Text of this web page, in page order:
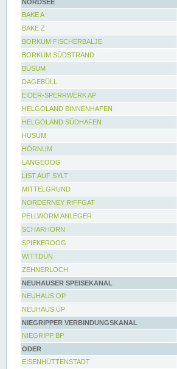
NORDSEE
BAKE A
BAKE Z
BORKUM FISCHERBALJE
BORKUM SÜDSTRAND
BÜSUM
DAGEBÜLL
EIDER-SPERRWERK AP
HELGOLAND BINNENHAFEN
HELGOLAND SÜDHAFEN
HUSUM
HÖRNUM
LANGEOOG
LIST AUF SYLT
MITTELGRUND
NORDERNEY RIFFGAT
PELLWORM ANLEGER
SCHARHÖRN
SPIEKEROOG
WITTDÜN
ZEHNERLOCH
NEUHAUSER SPEISEKANAL
NEUHAUS OP
NEUHAUS UP
NIEGRIPPER VERBINDUNGSKANAL
NIEGRIPP BP
ODER
EISENHÜTTENSTADT